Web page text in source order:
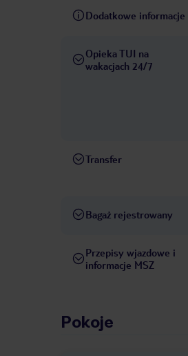
Dodatkowe informacje
Opieka TUI na
wakacjach 24/7
Transfer
Bagaż rejestrowany
Przepisy wjazdowe i
informacje MSZ
Pokoje